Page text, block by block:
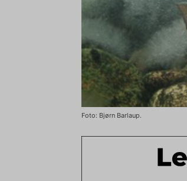
Foto: Bjørn Barlaup.